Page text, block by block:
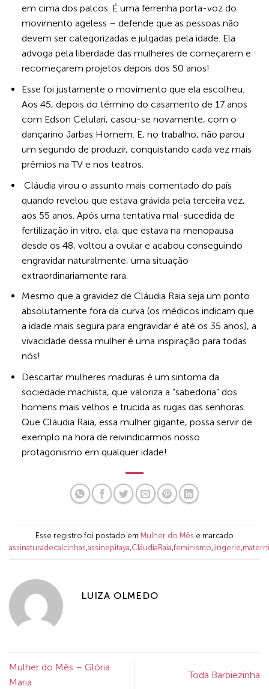
em cima dos palcos. É uma ferrenha porta-voz do
movimento ageless – defende que as pessoas não
devem ser categorizadas e julgadas pela idade. Ela
advoga pela liberdade das mulheres de começarem e
recomeçarem projetos depois dos 50 anos!
Esse foi justamente o movimento que ela escolheu.
Aos 45, depois do término do casamento de 17 anos
com Edson Celulari, casou-se novamente, com o
dançarino Jarbas Homem. E, no trabalho, não parou
um segundo de produzir, conquistando cada vez mais
prêmios na TV e nos teatros.
Cláudia virou o assunto mais comentado do país
quando revelou que estava grávida pela terceira vez,
aos 55 anos. Após uma tentativa mal-sucedida de
fertilização in vitro, ela, que estava na menopausa
desde os 48, voltou a ovular e acabou conseguindo
engravidar naturalmente, uma situação
extraordinariamente rara.
Mesmo que a gravidez de Cláudia Raia seja um ponto
absolutamente fora da curva (os médicos indicam que
a idade mais segura para engravidar é até os 35 anos), a
vivacidade dessa mulher é uma inspiração para todas
nós!
Descartar mulheres maduras é um sintoma da
sociedade machista, que valoriza a “sabedoria” dos
homens mais velhos e trucida as rugas das senhoras.
Que Cláudia Raia, essa mulher gigante, possa servir de
exemplo na hora de reivindicarmos nosso
protagonismo em qualquer idade!
Esse registro foi postado em Mulher do Mês e marcado
assinaturadecalcinhas,assinepitaya,CláudiaRaia,feminismo,lingerie,
LUIZA OLMEDO
Mulher do Mês – Glória
Maria
Toda Barbiezinha